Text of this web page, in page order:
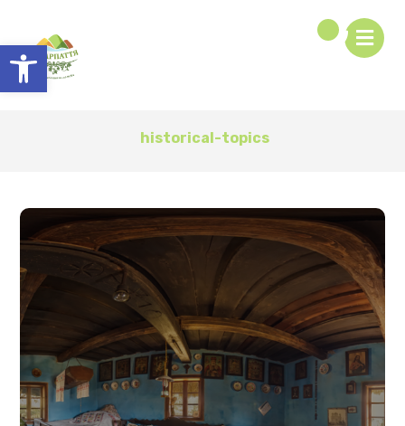
Відкрити Панель інструментів
historical-topics